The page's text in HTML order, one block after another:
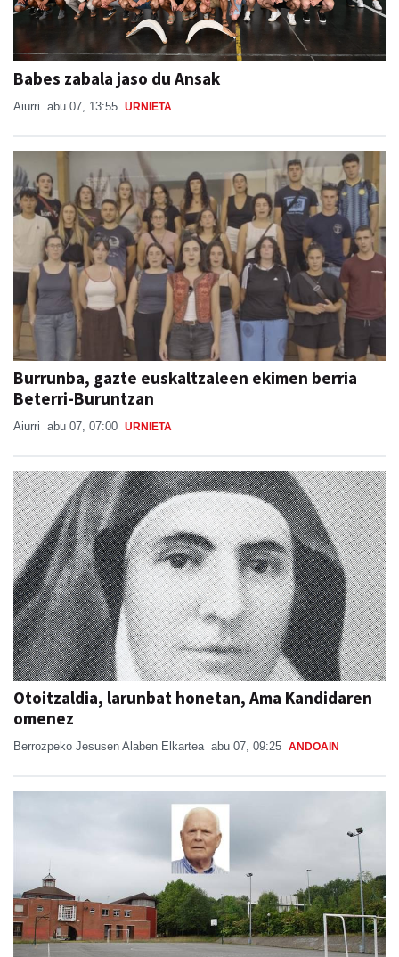
Babes zabala jaso du Ansak
Aiurri abu 07, 13:55 URNIETA
Burrunba, gazte euskaltzaleen ekimen berria
Beterri-Buruntzan
Aiurri abu 07, 07:00 URNIETA
Otoitzaldia, larunbat honetan, Ama Kandidaren
omenez
Berrozpeko Jesusen Alaben Elkartea abu 07, 09:25 ANDOAIN